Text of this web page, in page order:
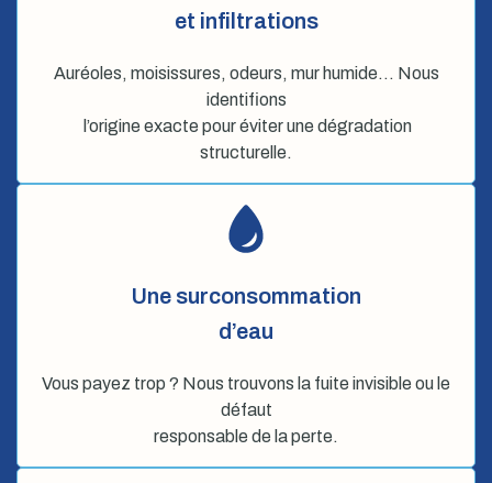
et infiltrations
Auréoles, moisissures, odeurs, mur humide… Nous
identifions
l’origine exacte pour éviter une dégradation
structurelle.
Une surconsommation
d’eau
Vous payez trop ? Nous trouvons la fuite invisible ou le
défaut
responsable de la perte.